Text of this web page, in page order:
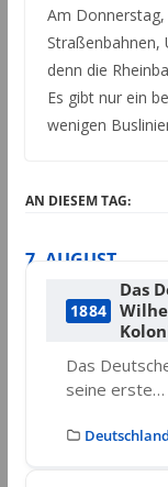
Am
Straßenbahnen,
denn die
Es gibt nur ein
wenigen
AN DIESEM TAG:
7. AUGUST
1884
Das
Das
seine erste…
Deutschland